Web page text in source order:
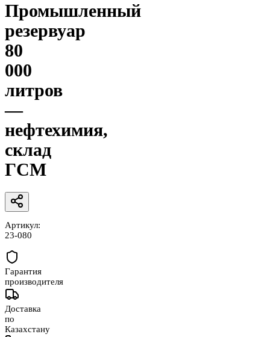
Промышленный
резервуар
80
000
литров
—
нефтехимия,
склад
ГСМ
Артикул:
23-080
Гарантия
производителя
Доставка
по
Казахстану